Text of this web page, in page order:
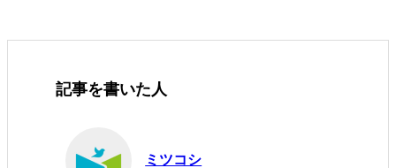
記事を書いた人
ミツコシ